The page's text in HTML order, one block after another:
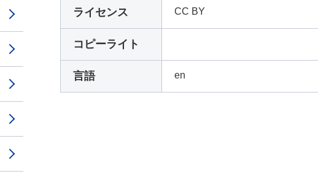
ライセンス CC BY
コピーライト
言語 en